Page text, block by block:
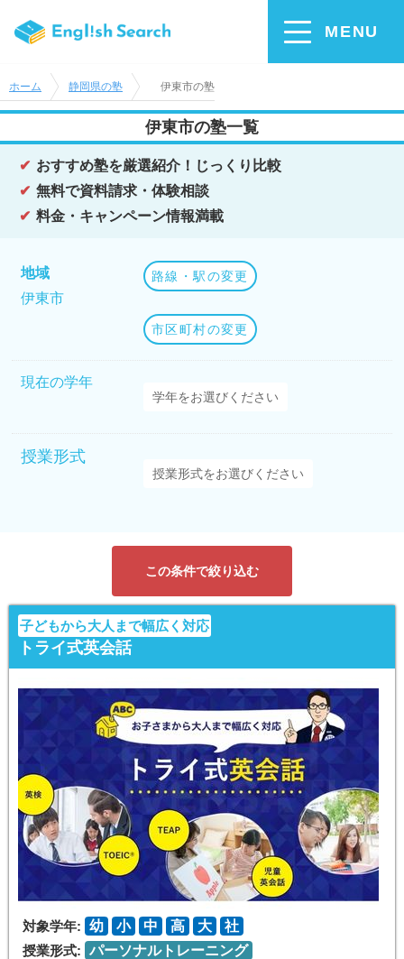
MENU
ホーム 静岡県の塾 伊東市の塾
伊東市の塾一覧
おすすめ塾を厳選紹介！じっくり比較
無料で資料請求・体験相談
料金・キャンペーン情報満載
地域
伊東市
路線・駅の変更
市区町村の変更
現在の学年
授業形式
この条件で絞り込む
子どもから大人まで幅広く対応
トライ式英会話
対象学年: 幼 小 中 高 大
社
授業形式: パーソナルトレーニング